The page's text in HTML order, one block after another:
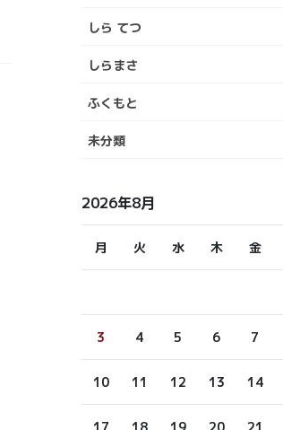
しら てつ
しらまさ
ふくもと
未分類
2026年8月
月 火 水 木 金
3 4 5 6 7
10 11 12 13 14